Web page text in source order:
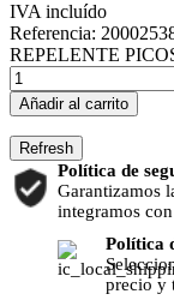
IVA incluído
Referencia:
REPELENTE
Añadir al carrito
Política de
Garantizamos
integramos
Política
precio y